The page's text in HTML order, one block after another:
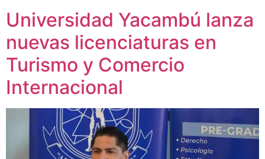
Universidad Yacambú lanza
nuevas licenciaturas en
Turismo y Comercio
Internacional